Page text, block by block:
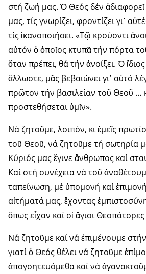
στή ζωή μας. Ὁ Θεός δέν ἀδιαφορεῖ
μας, τίς γνωρίζει, φροντίζει γι᾽
τίς ἱκανοποιήσει. «Τῷ κρούοντι
αὐτόν ὁ ὁποῖος κτυπᾶ τήν πόρτα
ὅταν πρέπει, θά τήν ἀνοίξει. Ὁ
ἄλλωστε, μᾶς βεβαιώνει γι᾽ αὐ­τό
πρῶτον τήν βασιλείαν τοῦ Θεοῦ …
προστεθήσεται ὑμῖν».
Νά ζητοῦμε, λοιπόν, κι ἐμεῖς
τοῦ Θεοῦ, νά ζητοῦμε τή σωτηρία
Κύριός μας ἔγινε ἄνθρωπος καί
Καί στή συνέχεια νά τοῦ
ταπείνωση, μέ ὑπομονή καί
αἰτήματά μας, ἔχοντας
ὅπως εἶχαν καί οἱ ἅγιοι
Νά ζητοῦμε καί νά ἐπιμένουμε
γιατί ὁ Θεός θέλει νά ζητοῦμε
ἀπογοητευόμεθα καί νά